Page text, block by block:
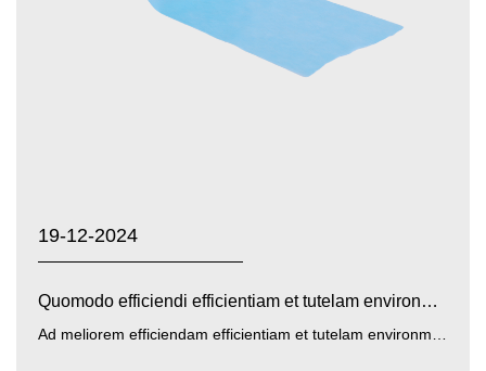
19-12-2024
Quomodo efficiendi efficientiam et tutelam environmenta...